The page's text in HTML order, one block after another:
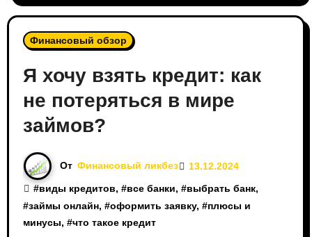
Финансовый обзор
Я хочу взять кредит: как
не потеряться в мире
займов?
От Финансовый ликбез 13.12.2024
#виды кредитов, #все банки, #выбрать банк,
#займы онлайн, #оформить заявку, #плюсы и
минусы, #что такое кредит